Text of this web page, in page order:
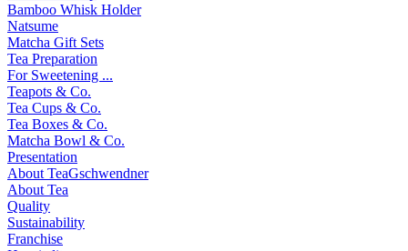
Bamboo Whisk Holder
Natsume
Matcha Gift Sets
Tea Preparation
For Sweetening ...
Teapots & Co.
Tea Cups & Co.
Tea Boxes & Co.
Matcha Bowl & Co.
Presentation
About TeaGschwendner
About Tea
Quality
Sustainability
Franchise